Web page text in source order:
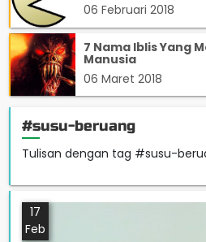
06 Februari 2018
7 Nama Iblis Yang
Manusia
06 Maret 2018
#susu-beruang
Tulisan dengan tag #susu-
17
Feb